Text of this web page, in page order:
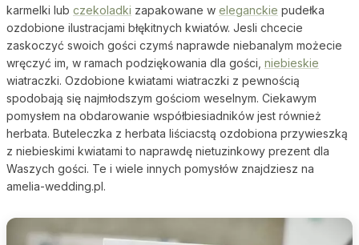
karmelki lub czekoladki zapakowane w eleganckie pudełka
ozdobione ilustracjami błękitnych kwiatów. Jesli chcecie
zaskoczyć swoich gości czymś naprawde niebanalym możecie
wręczyć im, w ramach podziękowania dla gości, niebieskie
wiatraczki. Ozdobione kwiatami wiatraczki z pewnością
spodobają się najmłodszym gościom weselnym. Ciekawym
pomysłem na obdarowanie współbiesiadników jest również
herbata. Buteleczka z herbata liściacstą ozdobiona przywieszką
z niebieskimi kwiatami to naprawdę nietuzinkowy prezent dla
Waszych gości. Te i wiele innych pomysłów znajdziesz na
amelia-wedding.pl.